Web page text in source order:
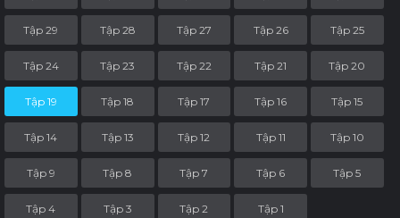
Tập 29 Tập 28 Tập 27 Tập 26 Tập 25
Tập 24 Tập 23 Tập 22 Tập 21 Tập 20
Tập 19 Tập 18 Tập 17 Tập 16 Tập 15
Tập 14 Tập 13 Tập 12 Tập 11 Tập 10
Tập 9 Tập 8 Tập 7 Tập 6 Tập 5
Tập 4 Tập 3 Tập 2 Tập 1